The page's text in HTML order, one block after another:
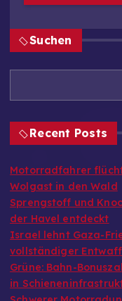
Suchen
Recent Posts
Motorradfahrer
Wolgast in den Wald
Sprengstoff und
der Havel entdeckt
Israel lehnt Gaza-
vollständiger
Grüne: Bahn-
in